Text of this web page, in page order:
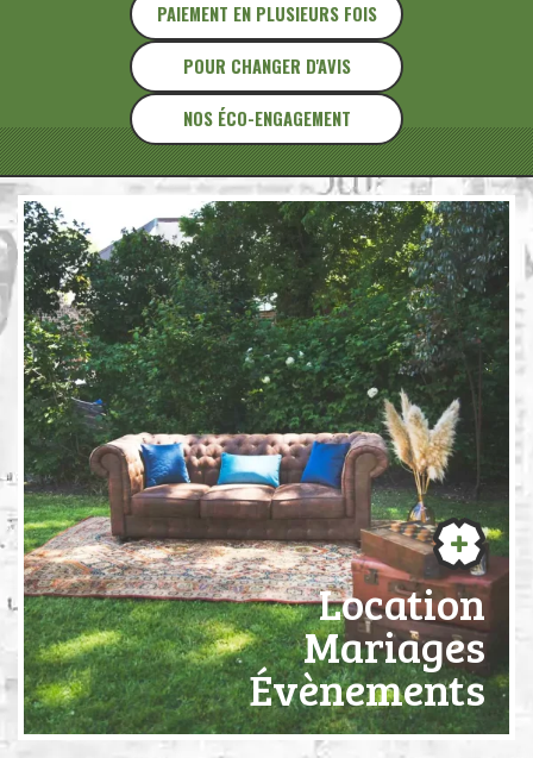
PAIEMENT EN PLUSIEURS FOIS
POUR CHANGER D'AVIS
NOS ÉCO-ENGAGEMENT
Location
Mariages
Évènements